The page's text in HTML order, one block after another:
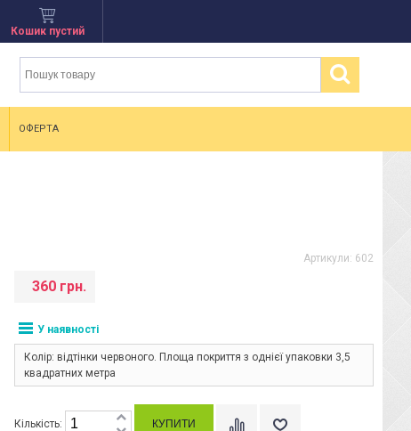
Кошик пустий
ОФЕРТА
Артикули: 602
360 грн.
У наявності
Колір: відтінки червоного. Площа покриття з однієї упаковки 3,5
квадратних метра
Кількість: